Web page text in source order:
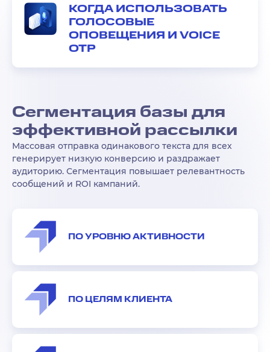
КОГДА ИСПОЛЬЗОВАТЬ
ГОЛОСОВЫЕ
ОПОВЕЩЕНИЯ И VOICE
OTP
Сегментация базы для
эффективной рассылки
Массовая отправка одинакового текста для всех
генерирует низкую конверсию и раздражает
аудиторию. Сегментация повышает релевантность
сообщений и ROI кампаний.
ПО УРОВНЮ АКТИВНОСТИ
ПО ЦЕЛЯМ КЛИЕНТА